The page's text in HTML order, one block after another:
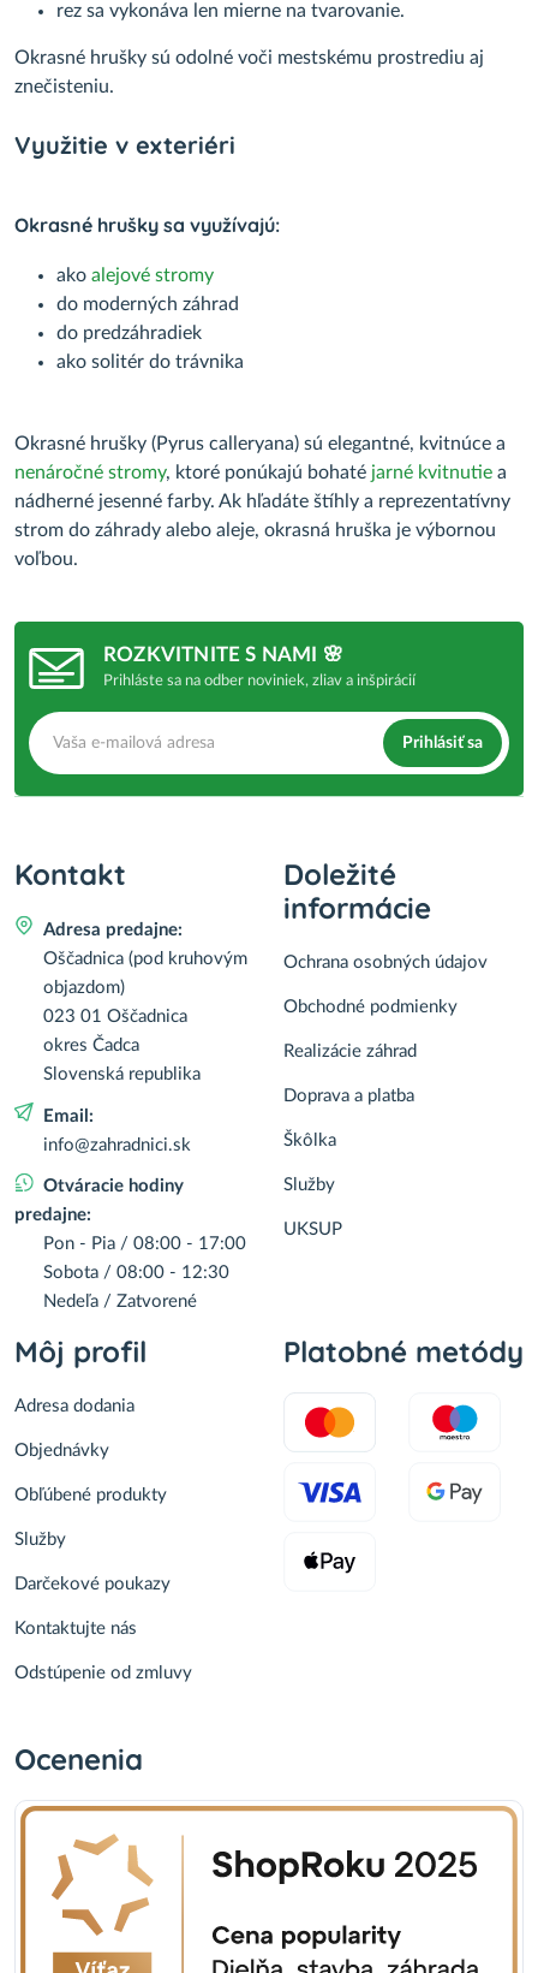
rez sa vykonáva len mierne na tvarovanie.
Okrasné hrušky sú odolné voči mestskému prostrediu aj
znečisteniu.
Využitie v exteriéri
Okrasné hrušky sa využívajú:
ako alejové stromy
do moderných záhrad
do predzáhradiek
ako solitér do trávnika
Okrasné hrušky (Pyrus calleryana) sú elegantné, kvitnúce a
nenáročné stromy, ktoré ponúkajú bohaté jarné kvitnutie a
nádherné jesenné farby. Ak hľadáte štíhly a reprezentatívny
strom do záhrady alebo aleje, okrasná hruška je výbornou
voľbou.
ROZKVITNITE S NAMI 🌸
Prihláste sa na odber noviniek, zliav a inšpirácií
Prihlásiť sa
Kontakt
Adresa predajne:
Oščadnica (pod kruhovým
objazdom)
023 01 Oščadnica
okres Čadca
Slovenská republika
Email:
info@zahradnici.sk
Otváracie hodiny
predajne:
Pon - Pia / 08:00 - 17:00
Sobota / 08:00 - 12:30
Nedeľa / Zatvorené
Doležité
informácie
Ochrana osobných údajov
Obchodné podmienky
Realizácie záhrad
Doprava a platba
Škôlka
Služby
UKSUP
Môj profil
Adresa dodania
Objednávky
Obľúbené produkty
Služby
Darčekové poukazy
Kontaktujte nás
Odstúpenie od zmluvy
Platobné metódy
Ocenenia